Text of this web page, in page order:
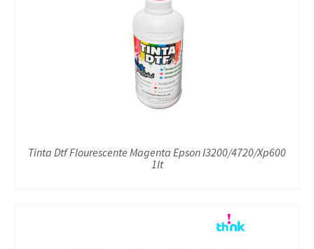
Tinta Dtf Flourescente Magenta Epson I3200/4720/Xp600
1lt